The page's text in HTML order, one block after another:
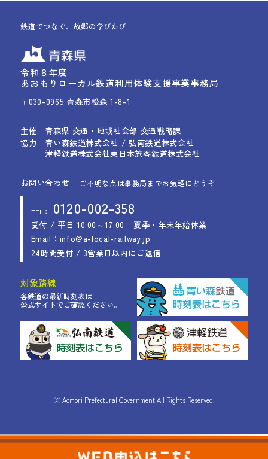
鉄道でつなぐ、故郷の学びたび
令和８年度
あおもりローカル鉄道利用体験支援事業事務局
〒030-0965 青森市松森 1-8-1
主催
青森県 交通・地域社会部 交通戦略課
協力
青い森鉄道株式会社 / 弘南鉄道株式会社
津軽鉄道株式会社東日本旅客鉄道株式会社
お問い合わせ ご不明な点は事務局までお気軽にどうぞ
TEL： 0120-002-358
受付 / 平日 10:00～17:00
夏季・年末年始休業
Email：info@a-local-railway.jp
24時間受付 / 3営業日以内にご返信
対象路線
各鉄道の最新時刻表は
公式サイトでご確認ください。
🄫 Aomori Prefectural Government All Rights Reserved.